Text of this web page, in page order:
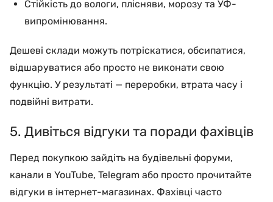
Стійкість до вологи, плісняви, морозу та УФ-
випромінювання.
Дешеві склади можуть потріскатися, обсипатися,
відшаруватися або просто не виконати свою
функцію. У результаті — переробки, втрата часу і
подвійні витрати.
5. Дивіться відгуки та поради фахівців
Перед покупкою зайдіть на будівельні форуми,
канали в YouTube, Telegram або просто прочитайте
відгуки в інтернет-магазинах. Фахівці часто